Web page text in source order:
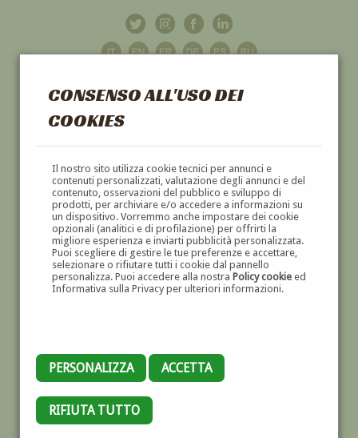
CONSENSO ALL'USO DEI
COOKIES
Il nostro sito utilizza cookie tecnici per annunci e
contenuti personalizzati, valutazione degli annunci e del
contenuto, osservazioni del pubblico e sviluppo di
prodotti, per archiviare e/o accedere a informazioni su
un dispositivo. Vorremmo anche impostare dei cookie
opzionali (analitici e di profilazione) per offrirti la
migliore esperienza e inviarti pubblicità personalizzata.
Puoi scegliere di gestire le tue preferenze e accettare,
selezionare o rifiutare tutti i cookie dal pannello
personalizza. Puoi accedere alla nostra Policy cookieed
Informativa sulla Privacy per ulteriori informazioni.
PERSONALIZZA ACCETTA
RIFIUTA TUTTO
GALLERIAD'ARTE
DIPINTI E SCULTURE '800 E '900